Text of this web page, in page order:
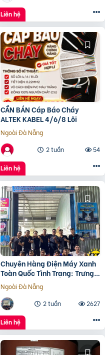
Liên hệ
CẦN BÁN Cáp Báo Cháy
ALTEK KABEL 4/6/8 Lõi
Ngoài Đà Nẵng
2 tuần
54
Liên hệ
Chuyên Hàng Điện Máy Xanh
Toàn Quốc Tình Trạng: Trưng
Bày Trầy Xước ( Thu Hồi Vốn )
Ngoài Đà Nẵng
2 tuần
2627
Liên hệ